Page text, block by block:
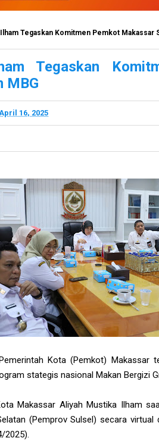
Tegaskan Komitmen Pemkot Makassar
Tegaskan
MBG
16, 2025
Kota (Pemkot) Makassar
stategis nasional Makan Bergizi
Makassar Aliyah Mustika Ilham
(Pemprov Sulsel) secara virtual
2025).